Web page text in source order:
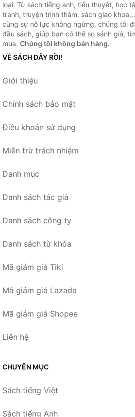
loại. Từ sách tiếng anh, tiểu thuyết, học
tranh, truyện trinh thám, sách giao
cùng sự nỗ lực không ngừng, chúng tôi
đầu sách, giúp bạn có thể so sánh giá,
mua. Chúng tôi không bán hàng.
VỀ SÁCH ĐÂY RỒI!
Giới thiệu
Chính sách bảo mật
Điều khoản sử dụng
Miễn trừ trách nhiệm
Danh mục
Danh sách tác giả
Danh sách công ty
Danh sách từ khóa
Mã giảm giá Tiki
Mã giảm giá Lazada
Mã giảm giá Shopee
Liên hệ
CHUYÊN MỤC
Sách tiếng Việt
Sách tiếng Anh